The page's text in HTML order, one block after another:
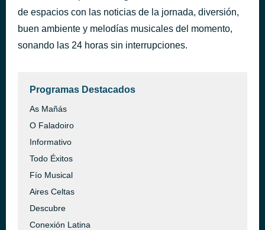
de espacios con las noticias de la jornada, diversión,
buen ambiente y melodías musicales del momento,
sonando las 24 horas sin interrupciones.
Programas Destacados
As Mañás
O Faladoiro
Informativo
Todo Éxitos
Fío Musical
Aires Celtas
Descubre
Conexión Latina